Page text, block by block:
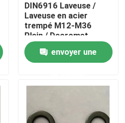
DIN6916 Laveuse /
Laveuse en acier
trempé M12-M36
Plain / Dacromet
envoyer une